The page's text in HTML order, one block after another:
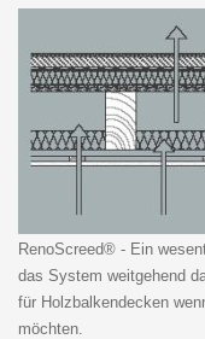
RenoScreed® - Ein
das System weitgehend
für Holzbalkendecken
möchten.